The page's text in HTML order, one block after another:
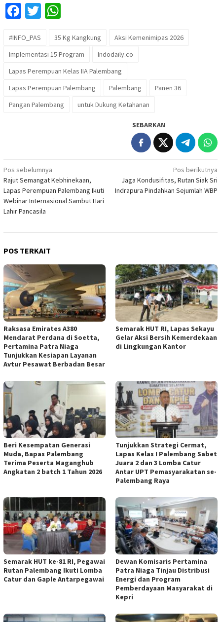
Facebook
Twitter
#INFO_PAS 35 Kg Kangkung
Aksi Kemenimipas 2026
Implementasi 15 Program
Indodaily.co
Lapas Perempuan Kelas IIA Palembang
Lapas Perempuan Palembang
Palembang
Panen 36
Pangan Palembang
untuk Dukung Ketahanan
SEBARKAN
Navigasi
pos
Pos sebelumnya
Rajut Semangat Kebhinekaan,
Lapas Perempuan Palembang Ikuti
Webinar Internasional Sambut Hari
Lahir Pancasila
Pos berikutnya
Jaga Kondusifitas, Rutan Siak Sri
Indrapura Pindahkan Sejumlah WBP
POS TERKAIT
Raksasa Emirates A380
Mendarat Perdana di Soetta,
Pertamina Patra Niaga
Tunjukkan Kesiapan Layanan
Avtur Pesawat Berbadan Besar
Semarak HUT RI, Lapas Sekayu
Gelar Aksi Bersih Kemerdekaan
di Lingkungan Kantor
Beri Kesempatan Generasi
Muda, Bapas Palembang
Terima Peserta Maganghub
Angkatan 2 batch 1 Tahun 2026
Tunjukkan Strategi Cermat,
Lapas Kelas I Palembang Sabet
Juara 2 dan 3 Lomba Catur
Antar UPT Pemasyarakatan se-
Palembang Raya
Semarak HUT ke-81 RI, Pegawai
Rutan Palembang Ikuti Lomba
Catur dan Gaple Antarpegawai
Dewan Komisaris Pertamina
Patra Niaga Tinjau Distribusi
Energi dan Program
Pemberdayaan Masyarakat di
Kepri